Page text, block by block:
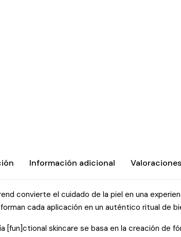
Información adicional
convierte el cuidado de la piel en una
cada aplicación en un auténtico ritual de
[fun]ctional skincare se basa en la creación de